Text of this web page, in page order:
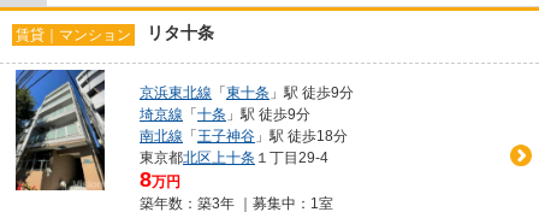
賃貸｜マンション リタ十条
京浜東北線 「東十条 」駅 徒歩9分
埼京線 「十条 」駅 徒歩9分
南北線 「王子神谷 」駅 徒歩18分
東京都北区上十条 １丁目29-4
8万円
築年数：築3年 ｜募集中： 1室